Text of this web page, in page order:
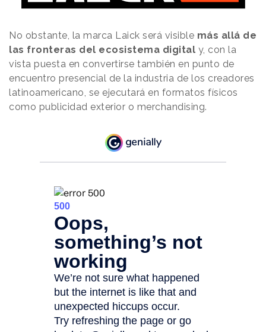
No obstante, la marca Laick será visible más allá de
las fronteras del ecosistema digital y, con la
vista puesta en convertirse también en punto de
encuentro presencial de la industria de los creadores
latinoamericano, se ejecutará en formatos físicos
como publicidad exterior o merchandising.